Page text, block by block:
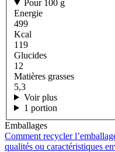
Pour 100 g
Energie
499
Kcal
119
Glucides
12
Matières grasses
5,3
Voir plus
1 portion
Emballages
Comment recycler
qualités ou caractéristiques